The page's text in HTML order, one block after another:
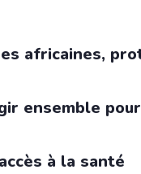
africaines,
ensemble
à la santé